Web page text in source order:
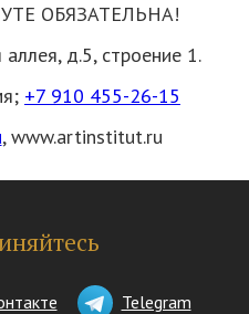
ОБЯЗАТЕЛЬНА!
д.5, строение 1.
+7 910 455-26-15
,www.artinstitut.ru
Telegram